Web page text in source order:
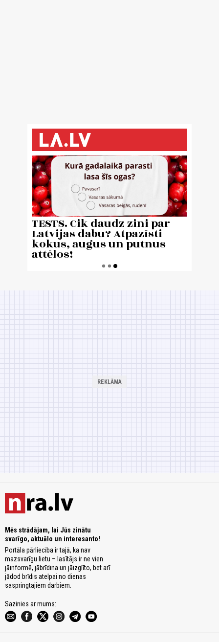
Mēs strādājam, lai Jūs zinātu
svarīgo, aktuālo un interesanto!
Portāla pārliecība ir tajā, ka nav
mazsvarīgu lietu – lasītājs ir ne vien
jāinformē, jābrīdina un jāizglīto, bet arī
jādod brīdis atelpai no dienas
saspringtajiem darbiem.
Sazinies ar mums: